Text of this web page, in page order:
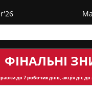
ФІНАЛЬНІ
до 7 робочих днів, акція діє